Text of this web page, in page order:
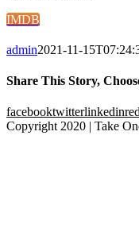
IMDB
admin2021-11-
Share This Story,
facebooktwitterlinkedin
Copyright 2020 | Take